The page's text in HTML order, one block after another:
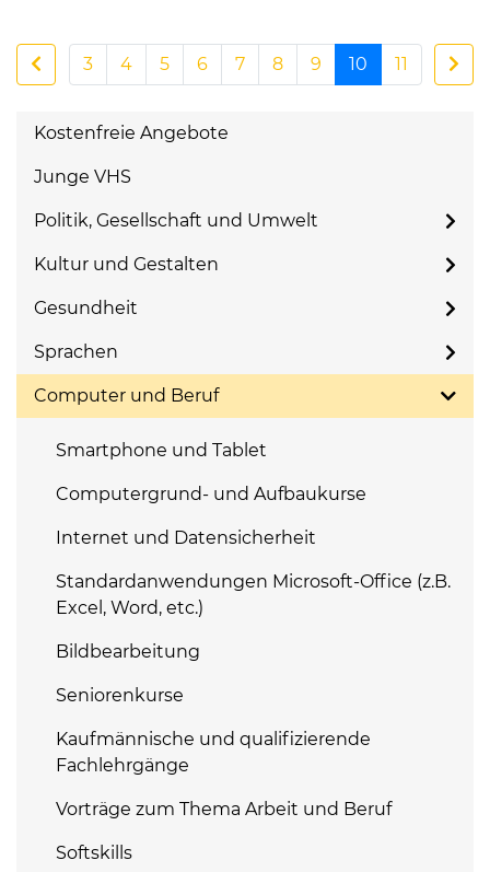
3 4 5 6 7 8 9 10 11
Kostenfreie Angebote
Junge VHS
Politik, Gesellschaft und Umwelt
Kultur und Gestalten
Gesundheit
Sprachen
Computer und Beruf
Smartphone und Tablet
Computergrund- und Aufbaukurse
Internet und Datensicherheit
Standardanwendungen Microsoft-Office (z.B.
Excel, Word, etc.)
Bildbearbeitung
Seniorenkurse
Kaufmännische und qualifizierende
Fachlehrgänge
Vorträge zum Thema Arbeit und Beruf
Softskills